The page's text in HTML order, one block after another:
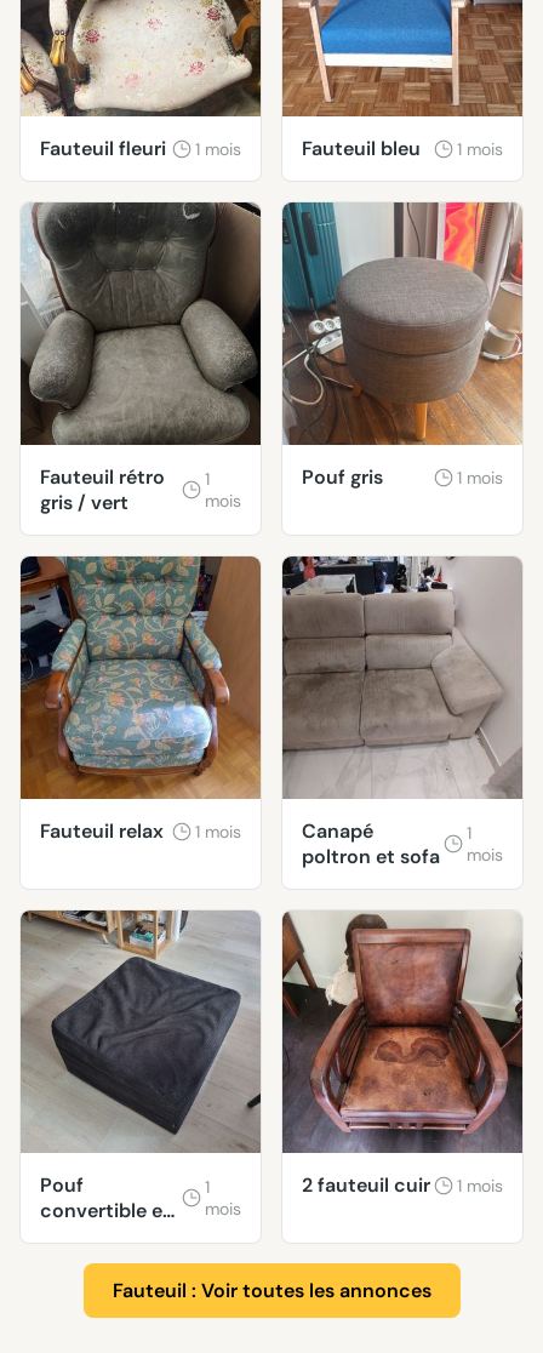
Fauteuil fleuri 1 mois Fauteuil bleu 1 mois
Fauteuil rétro
gris / vert
1
mois
Pouf gris 1 mois
Fauteuil relax 1 mois
Canapé
poltron et sofa
1
mois
Pouf
convertible en
lit 1 place
1
mois
2 fauteuil cuir 1 mois
Fauteuil : Voir toutes les annonces